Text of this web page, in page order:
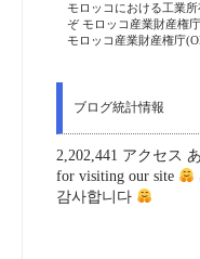
モロッコにおける工業
ぞ モロッコ産業財産権
モロッコ産業財産権庁
ブログ統計情報
2,202,441 アクセス
for visiting our site
감사합니다